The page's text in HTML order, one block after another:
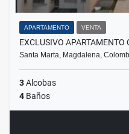
APARTAMENTO VENTA
EXCLUSIVO APARTAMENTO
Santa Marta, Magdalena,
3Alcobas
4 Baños